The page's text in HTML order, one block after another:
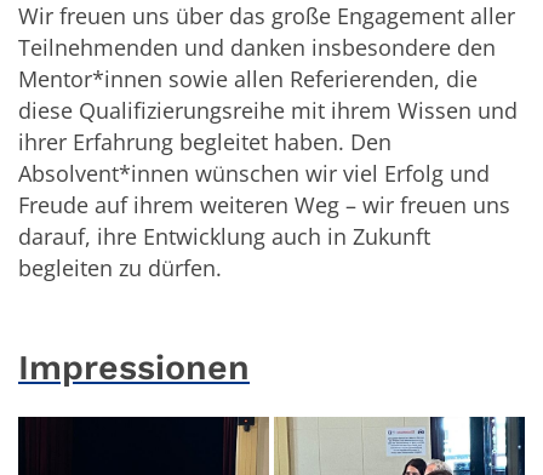
Wir freuen uns über das große Engagement aller
Teilnehmenden und danken insbesondere den
Mentor*innen sowie allen Referierenden, die
diese Qualifizierungsreihe mit ihrem Wissen und
ihrer Erfahrung begleitet haben. Den
Absolvent*innen wünschen wir viel Erfolg und
Freude auf ihrem weiteren Weg – wir freuen uns
darauf, ihre Entwicklung auch in Zukunft
begleiten zu dürfen.
Impressionen